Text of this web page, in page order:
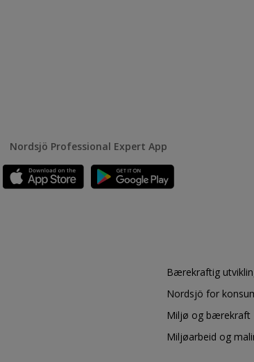
Nordsjö Professional Expert App
Bærekraftig
Nordsjö for
Miljø og bærekraft
Miljøarbeid og